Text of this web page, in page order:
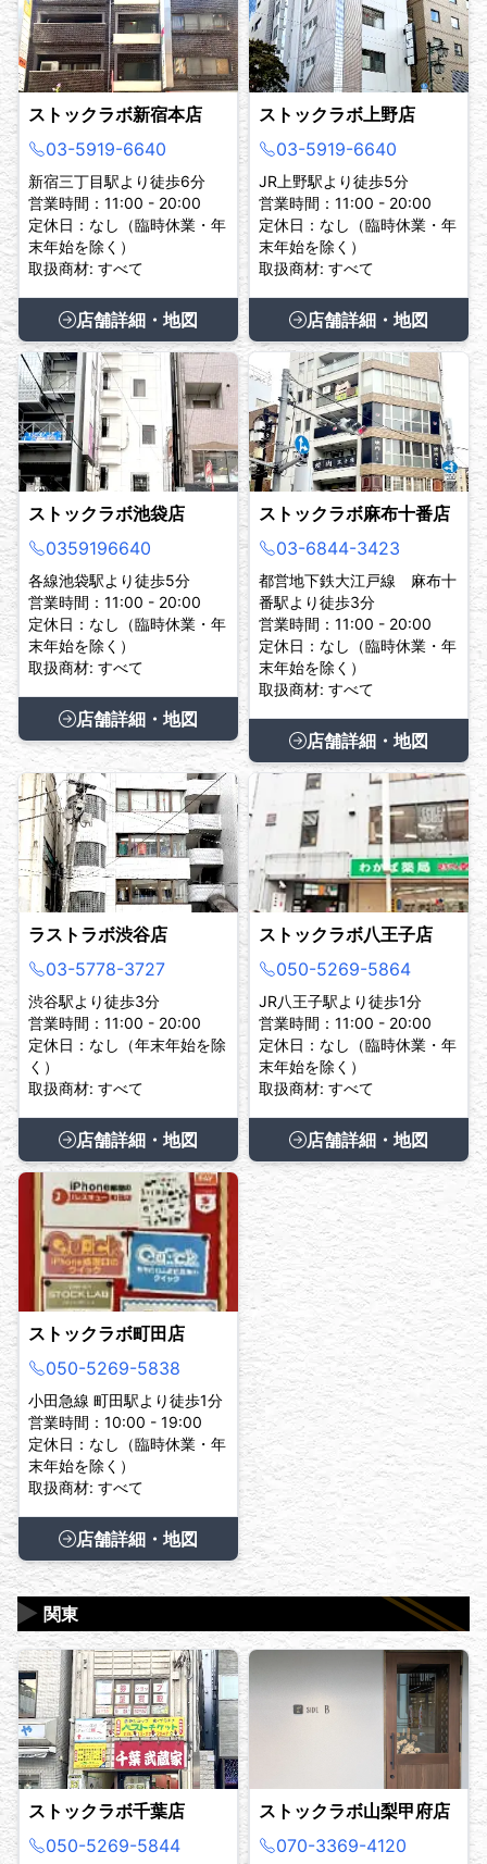
ストックラボ新宿本店
03-5919-6640
新宿三丁目駅より徒歩6分
営業時間：11:00 - 20:00
定休日：なし（臨時休業・年
末年始を除く）
取扱商材: すべて
店舗詳細・地図
ストックラボ上野店
03-5919-6640
JR上野駅より徒歩5分
営業時間：11:00 - 20:00
定休日：なし（臨時休業・年
末年始を除く）
取扱商材: すべて
店舗詳細・地図
ストックラボ池袋店
0359196640
各線池袋駅より徒歩5分
営業時間：11:00 - 20:00
定休日：なし（臨時休業・年
末年始を除く）
取扱商材: すべて
店舗詳細・地図
ストックラボ麻布十番店
03-6844-3423
都営地下鉄大江戸線 麻布十
番駅より徒歩3分
営業時間：11:00 - 20:00
定休日：なし（臨時休業・年
末年始を除く）
取扱商材: すべて
店舗詳細・地図
ラストラボ渋谷店
03-5778-3727
渋谷駅より徒歩3分
営業時間：11:00 - 20:00
定休日：なし（年末年始を除
く）
取扱商材: すべて
店舗詳細・地図
ストックラボ八王子店
050-5269-5864
JR八王子駅より徒歩1分
営業時間：11:00 - 20:00
定休日：なし（臨時休業・年
末年始を除く）
取扱商材: すべて
店舗詳細・地図
ストックラボ町田店
050-5269-5838
小田急線 町田駅より徒歩1分
営業時間：10:00 - 19:00
定休日：なし（臨時休業・年
末年始を除く）
取扱商材: すべて
店舗詳細・地図
関東
▶
ストックラボ千葉店
050-5269-5844
ストックラボ山梨甲府店
070-3369-4120